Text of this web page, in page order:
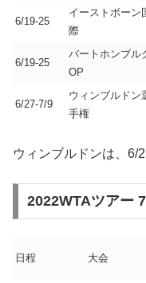
6/19-25
イーストボーン
際
6/19-25
バートホンブル
OP
6/27-7/9
ウィンブルドン
手権
ウィンブルドンは、6/
2022WTAツアー 7
日程 大会